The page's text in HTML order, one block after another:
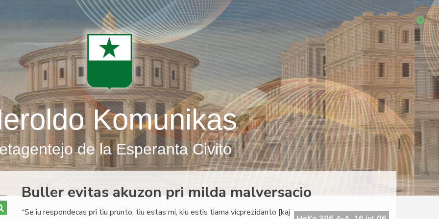
Komunikas
de la Esperanta Civito
Buller evitas akuzon pri milda malversacio
“Se iu respondecas pri tiu prunto, tiu estas mi, kiu estis tiama vicprezidanto [kaj